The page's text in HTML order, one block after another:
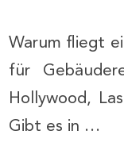
Warum fliegt
für
Hollywood,
Gibt es in …